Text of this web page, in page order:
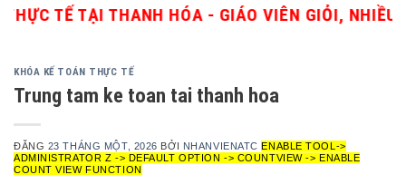
TẠI THANH HÓA - GIÁO VIÊN GIỎI, NHIỀU KINH
KHÓA KẾ TOÁN THỰC TẾ
Trung tam ke toan tai thanh hoa
ĐĂNG 23 THÁNG MỘT, 2026 BỞI NHANVIENATC ENABLE TOOL->
ADMINISTRATOR Z -> DEFAULT OPTION -> COUNTVIEW -> ENABLE
COUNT VIEW FUNCTION